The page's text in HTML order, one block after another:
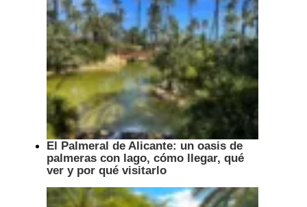
El Palmeral de Alicante: un oasis de
palmeras con lago, cómo llegar, qué
ver y por qué visitarlo